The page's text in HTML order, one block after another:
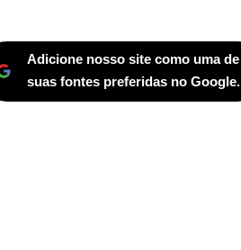
Adicione nosso site como uma de
suas fontes preferidas no Google.